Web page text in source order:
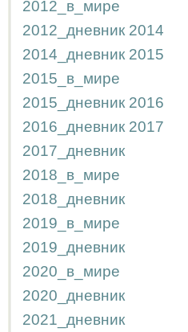
2012_в_мире
2012_дневник 2014
2014_дневник 2015
2015_в_мире
2015_дневник 2016
2016_дневник 2017
2017_дневник
2018_в_мире
2018_дневник
2019_в_мире
2019_дневник
2020_в_мире
2020_дневник
2021_дневник